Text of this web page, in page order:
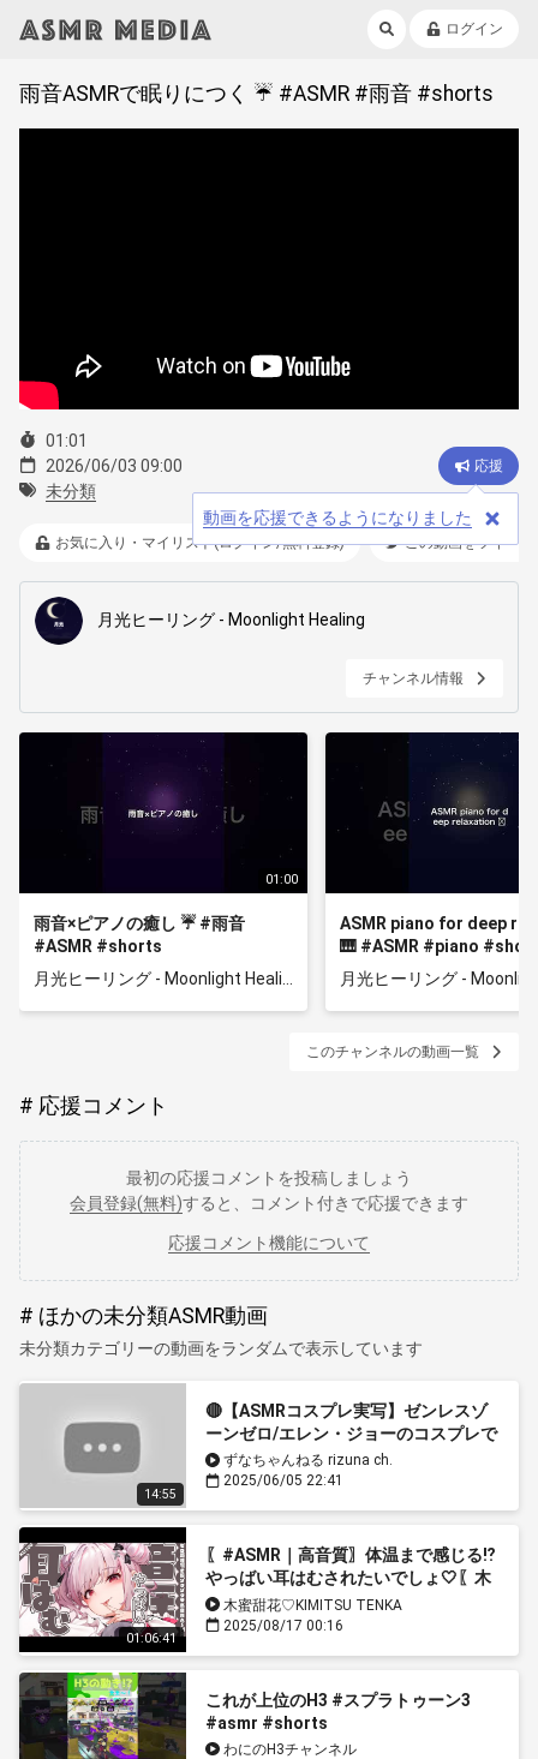
ログイン
雨音ASMRで眠りにつく ☔ #ASMR #雨音 #shorts
01:01
2026/06/03 09:00
未分類
応援
動画を応援できるようになりました
お気に入り・マイリスト(ログイン/無料登録) この動画をツイート
月光ヒーリング - Moonlight Healing
チャンネル情報
01:00
雨音×ピアノの癒し ☔ #雨音
#ASMR #shorts
ASMR piano for deep
🎹 #ASMR #piano
このチャンネルの動画一覧
応援コメント
最初の応援コメントを投稿しましょう
会員登録(無料)すると、コメント付きで応援できます
応援コメント機能について
ほかの未分類ASMR動画
未分類カテゴリーの動画をランダムで表示しています
14:55
🔴【ASMRコスプレ実写】ゼンレスゾ
ーンゼロ/エレン・ジョーのコスプレで
ダウナーメイドの気だるげ秘密の耳▷
めASMR【りずな】
ずなちゃんねる rizuna ch.
2025/06/05 22:41
01:06:41
〖#ASMR｜高音質〗体温まで感じる⁉
やっばい耳はむされたいでしょ🤍〖木
蜜甜花 / めいどるーちぇ〗#KU100
木蜜甜花♡KIMITSU TENKA
2025/08/17 00:16
これが上位のH3 #スプラトゥーン3
#asmr #shorts
わにのH3チャンネル